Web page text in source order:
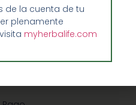
de la cuenta de tu
plenamente
myherbalife.com